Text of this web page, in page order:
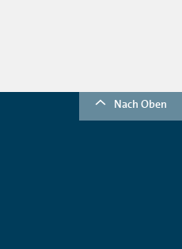
Nach Oben